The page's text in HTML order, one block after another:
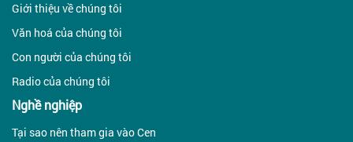
Giới thiệu về chúng tôi
Văn hoá của chúng tôi
Con người của chúng tôi
Radio của chúng tôi
Nghề nghiệp
Tại sao nên tham gia vào Cen